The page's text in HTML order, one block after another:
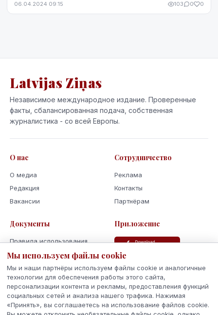
06.04.2024 09:15 103 0 0
Latvijas Ziņas
Независимое международное издание. Проверенные
факты, сбалансированная подача, собственная
журналистика - со всей Европы.
О нас
О медиа
Редакция
Вакансии
Сотрудничество
Реклама
Контакты
Партнёрам
Документы
Правила использования
Политика
Использование cookie
Кодекс поведения и этики
Приложение
Мы используем файлы cookie
Мы и наши партнёры используем файлы cookie и аналогичные
технологии для обеспечения работы этого сайта,
персонализации контента и рекламы, предоставления функций
социальных сетей и анализа нашего трафика. Нажимая
«Принять», вы соглашаетесь на использование файлов cookie.